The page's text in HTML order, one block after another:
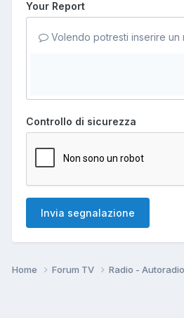
Your Report
Volendo potresti inserire un
Controllo di sicurezza
Invia segnalazione
Home Forum TV Radio -